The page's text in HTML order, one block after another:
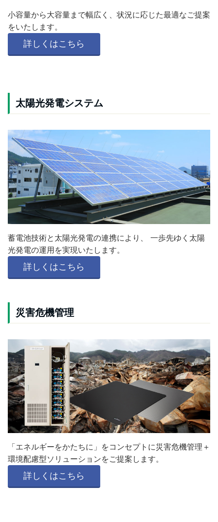
小容量から大容量まで幅広く、状況に応じた最適なご提案
をいたします。
詳しくはこちら
太陽光発電システム
蓄電池技術と太陽光発電の連携により、 一歩先ゆく太陽
光発電の運用を実現いたします。
詳しくはこちら
災害危機管理
「エネルギーをかたちに」をコンセプトに災害危機管理＋
環境配慮型ソリューションをご提案します。
詳しくはこちら